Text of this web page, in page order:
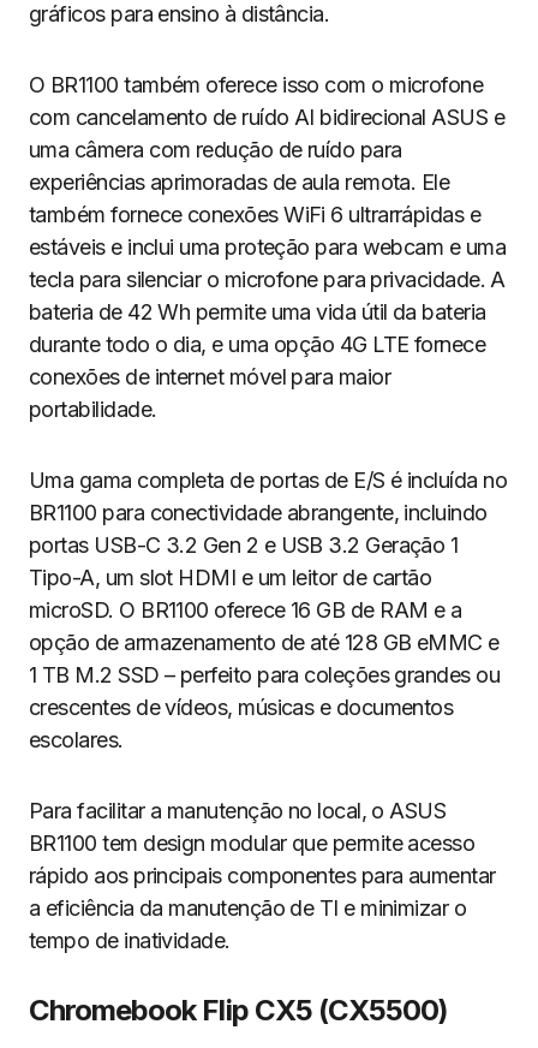
gráficos para ensino à distância.
O BR1100 também oferece isso com o microfone
com cancelamento de ruído AI bidirecional ASUS e
uma câmera com redução de ruído para
experiências aprimoradas de aula remota. Ele
também fornece conexões WiFi 6 ultrarrápidas e
estáveis e inclui uma proteção para webcam e uma
tecla para silenciar o microfone para privacidade. A
bateria de 42 Wh permite uma vida útil da bateria
durante todo o dia, e uma opção 4G LTE fornece
conexões de internet móvel para maior
portabilidade.
Uma gama completa de portas de E/S é incluída no
BR1100 para conectividade abrangente, incluindo
portas USB-C 3.2 Gen 2 e USB 3.2 Geração 1
Tipo-A, um slot HDMI e um leitor de cartão
microSD. O BR1100 oferece 16 GB de RAM e a
opção de armazenamento de até 128 GB eMMC e
1 TB M.2 SSD – perfeito para coleções grandes ou
crescentes de vídeos, músicas e documentos
escolares.
Para facilitar a manutenção no local, o ASUS
BR1100 tem design modular que permite acesso
rápido aos principais componentes para aumentar
a eficiência da manutenção de TI e minimizar o
tempo de inatividade.
Chromebook Flip CX5 (CX5500)